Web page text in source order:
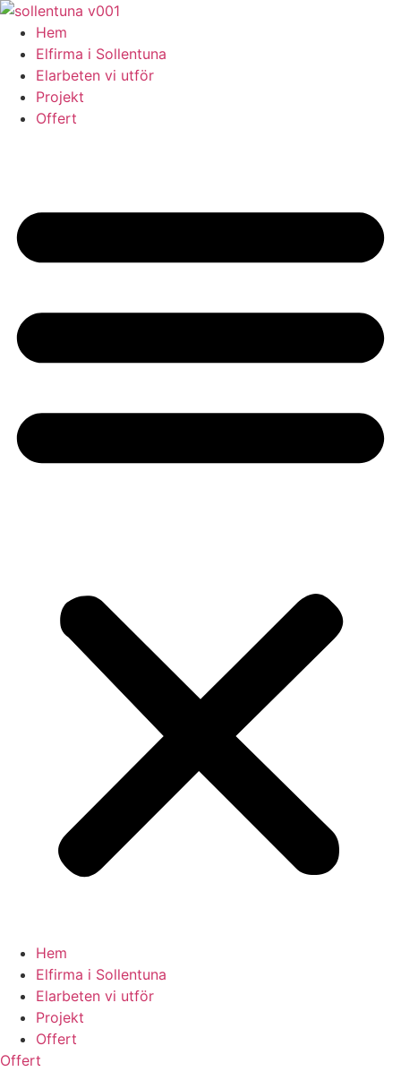
Skip
content
Hem
Elfirma i Sollentuna
Elarbeten vi utför
Projekt
Offert
Hem
Elfirma i Sollentuna
Elarbeten vi utför
Projekt
Offert
Offert